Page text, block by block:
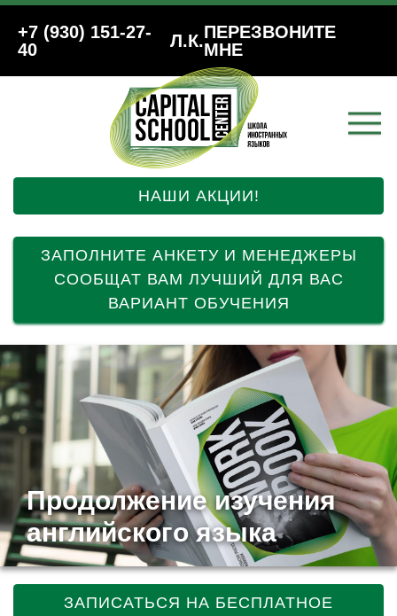
+7 (930) 151-27-
40
Л.К.ПЕРЕЗВОНИТЕ
МНЕ
НАШИ АКЦИИ!
ЗАПОЛНИТЕ АНКЕТУ И МЕНЕДЖЕРЫ
СООБЩАТ ВАМ ЛУЧШИЙ ДЛЯ ВАС
ВАРИАНТ ОБУЧЕНИЯ
Продолжение изучения
английского языка
ЗАПИСАТЬСЯ НА БЕСПЛАТНОЕ